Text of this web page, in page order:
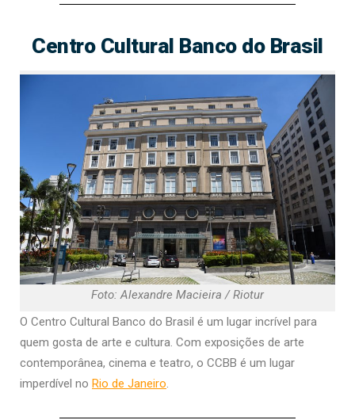
Centro Cultural Banco do Brasil
Foto: Alexandre Macieira / Riotur
O Centro Cultural Banco do Brasil é um lugar incrível para
quem gosta de arte e cultura. Com exposições de arte
contemporânea, cinema e teatro, o CCBB é um lugar
imperdível no Rio de Janeiro.